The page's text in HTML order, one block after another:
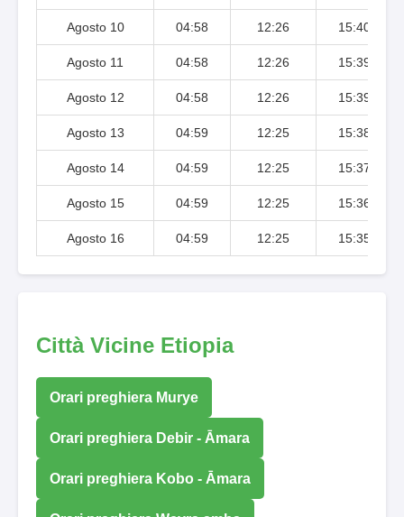
Agosto 10 04:58 12:26 15:40
Agosto 11 04:58 12:26 15:39
Agosto 12 04:58 12:26 15:39
Agosto 13 04:59 12:25 15:38
Agosto 14 04:59 12:25 15:37
Agosto 15 04:59 12:25 15:36
Agosto 16 04:59 12:25 15:35
Città Vicine Etiopia
Orari preghiera Murye
Orari preghiera Debir - Āmara
Orari preghiera Kobo - Āmara